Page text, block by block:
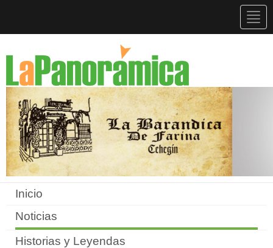
Inicio
Noticias
Historias y Leyendas